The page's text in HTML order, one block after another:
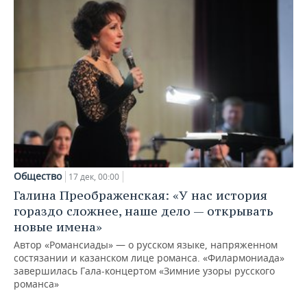
Общество 17 дек, 00:00
Галина Преображенская: «У нас история
гораздо сложнее, наше дело — открывать
новые имена»
Автор «Романсиады» — о русском языке, напряженном
состязании и казанском лице романса. «Филармониада»
завершилась Гала-концертом «Зимние узоры русского
романса»